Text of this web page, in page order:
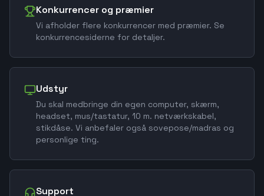
Konkurrencer og præmier
Vi afholder flere konkurrencer med præmier. Se
konkurrencesiderne for detaljer.
Udstyr
Du skal medbringe din egen computer, skærm,
headset, mus/tastatur, 10 m. netværkskabel,
stikdåse. Vi anbefaler også sovepose/madras og
personlige ting.
Support